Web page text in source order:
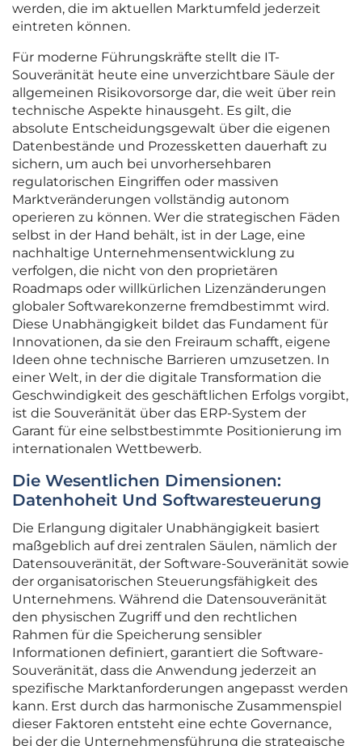
werden, die im aktuellen Marktumfeld jederzeit
eintreten können.
Für moderne Führungskräfte stellt die IT-
Souveränität heute eine unverzichtbare Säule der
allgemeinen Risikovorsorge dar, die weit über rein
technische Aspekte hinausgeht. Es gilt, die
absolute Entscheidungsgewalt über die eigenen
Datenbestände und Prozessketten dauerhaft zu
sichern, um auch bei unvorhersehbaren
regulatorischen Eingriffen oder massiven
Marktveränderungen vollständig autonom
operieren zu können. Wer die strategischen Fäden
selbst in der Hand behält, ist in der Lage, eine
nachhaltige Unternehmensentwicklung zu
verfolgen, die nicht von den proprietären
Roadmaps oder willkürlichen Lizenzänderungen
globaler Softwarekonzerne fremdbestimmt wird.
Diese Unabhängigkeit bildet das Fundament für
Innovationen, da sie den Freiraum schafft, eigene
Ideen ohne technische Barrieren umzusetzen. In
einer Welt, in der die digitale Transformation die
Geschwindigkeit des geschäftlichen Erfolgs vorgibt,
ist die Souveränität über das ERP-System der
Garant für eine selbstbestimmte Positionierung im
internationalen Wettbewerb.
Die Wesentlichen Dimensionen:
Datenhoheit Und Softwaresteuerung
Die Erlangung digitaler Unabhängigkeit basiert
maßgeblich auf drei zentralen Säulen, nämlich der
Datensouveränität, der Software-Souveränität sowie
der organisatorischen Steuerungsfähigkeit des
Unternehmens. Während die Datensouveränität
den physischen Zugriff und den rechtlichen
Rahmen für die Speicherung sensibler
Informationen definiert, garantiert die Software-
Souveränität, dass die Anwendung jederzeit an
spezifische Marktanforderungen angepasst werden
kann. Erst durch das harmonische Zusammenspiel
dieser Faktoren entsteht eine echte Governance,
bei der die Unternehmensführung die strategische